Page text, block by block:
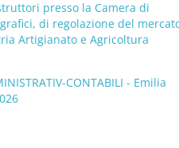
presso la Camera di
di regolazione del
Artigianato e Agricoltura
CONTABILI - Emilia